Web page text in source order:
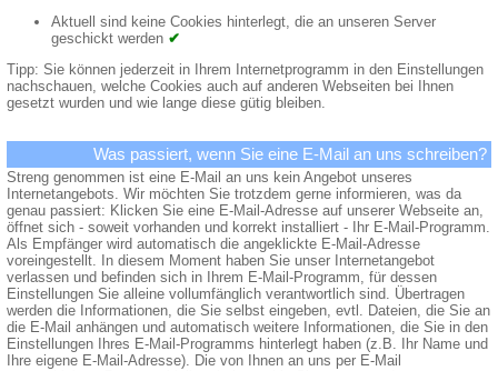
Aktuell sind keine Cookies hinterlegt, die an unseren Server
geschickt werden ✔
Tipp: Sie können jederzeit in Ihrem Internetprogramm in den Einstellungen
nachschauen, welche Cookies auch auf anderen Webseiten bei Ihnen
gesetzt wurden und wie lange diese gütig bleiben.
Was passiert, wenn Sie eine E-Mail an uns schreiben?
Streng genommen ist eine E-Mail an uns kein Angebot unseres
Internetangebots. Wir möchten Sie trotzdem gerne informieren, was da
genau passiert: Klicken Sie eine E-Mail-Adresse auf unserer Webseite an,
öffnet sich - soweit vorhanden und korrekt installiert - Ihr E-Mail-Programm.
Als Empfänger wird automatisch die angeklickte E-Mail-Adresse
voreingestellt. In diesem Moment haben Sie unser Internetangebot
verlassen und befinden sich in Ihrem E-Mail-Programm, für dessen
Einstellungen Sie alleine vollumfänglich verantwortlich sind. Übertragen
werden die Informationen, die Sie selbst eingeben, evtl. Dateien, die Sie an
die E-Mail anhängen und automatisch weitere Informationen, die Sie in den
Einstellungen Ihres E-Mail-Programms hinterlegt haben (z.B. Ihr Name und
Ihre eigene E-Mail-Adresse). Die von Ihnen an uns per E-Mail